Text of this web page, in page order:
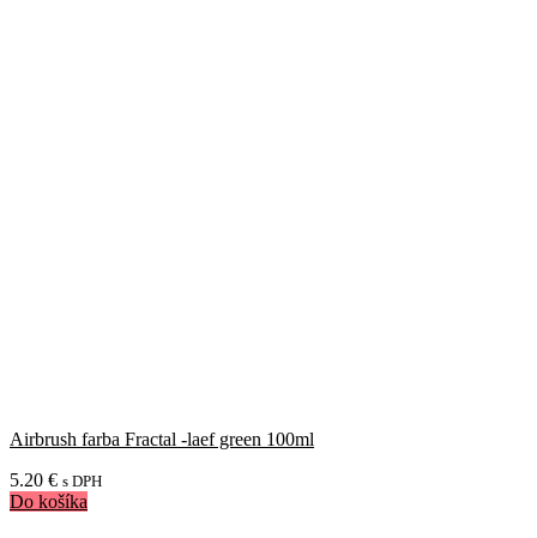
Airbrush farba Fractal -laef green 100ml
5.20 € s DPH
Do košíka